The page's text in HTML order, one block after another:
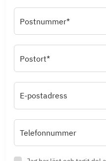
Postnummer*
Postort*
E-postadress
Telefonnummer